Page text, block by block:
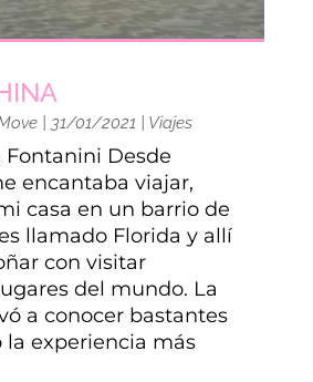
| 31/01/2021 Viajes
Fontanini Desde
encantaba viajar,
casa en un barrio de
llamado Florida y allí
con visitar
del mundo. La
a conocer bastantes
la experiencia más